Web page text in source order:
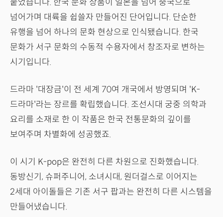
붙었습니다. 한국 문화 상품이 일본을 넘어 중국으로
넘어가며 대륙을 쉽쓸자 만들어진 단어입니다. 단순한
유행을 넘어 하나의 문화 현상으로 인식됐습니다. 한국
문화가 서구 문화의 수동적 수용자에서 창조자로 변하는
시기입니다.
드라마 '대장금'이 전 세계 70여 개국에서 방영되며 'K-
드라마'라는 장르를 확립했습니다. 조선시대 궁중 의학과
요리를 소재로 한 이 작품은 한국 전통문화의 깊이를
보여주며 차별화에 성공했죠.
이 시기 K-pop은 완전히 다른 차원으로 진화했습니다.
동방신기, 슈퍼주니어, 소녀시대, 원더걸스로 이어지는
2세대 아이돌들은 기존 서구 팝과는 완전히 다른 시스템을
만들어냈습니다.